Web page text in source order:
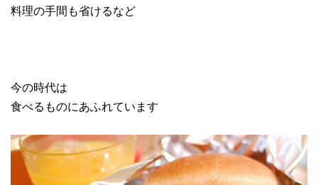
料理の手間も省けるなど
今の時代は
食べるものにあふれています